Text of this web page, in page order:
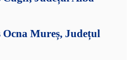
Mureș, Județul